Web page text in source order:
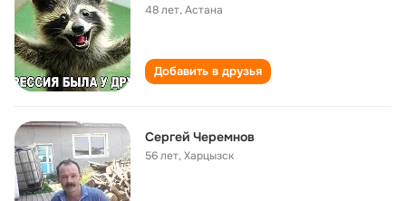
48 лет,Астана
Добавить в друзья
Сергей Черемнов
56 лет,Харцызск